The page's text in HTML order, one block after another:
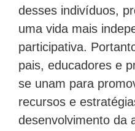
desses indivíduos,
uma vida mais
participativa.
pais, educadores e
se unam para
recursos e
desenvolvimento da